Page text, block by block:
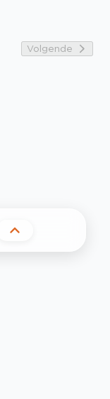
Volgende